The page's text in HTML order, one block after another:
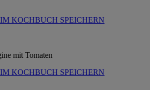
IM KOCHBUCH SPEICHERN
IM KOCHBUCH SPEICHERN